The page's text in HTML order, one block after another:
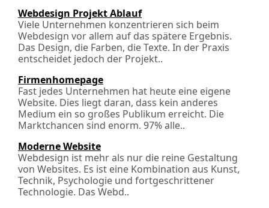
Webdesign Projekt Ablauf
Viele Unternehmen konzentrieren sich beim
Webdesign vor allem auf das spätere Ergebnis.
Das Design, die Farben, die Texte. In der Praxis
entscheidet jedoch der Projekt..
Firmenhomepage
Fast jedes Unternehmen hat heute eine eigene
Website. Dies liegt daran, dass kein anderes
Medium ein so großes Publikum erreicht. Die
Marktchancen sind enorm. 97% alle..
Moderne Website
Webdesign ist mehr als nur die reine Gestaltung
von Websites. Es ist eine Kombination aus Kunst,
Technik, Psychologie und fortgeschrittener
Technologie. Das Webd..